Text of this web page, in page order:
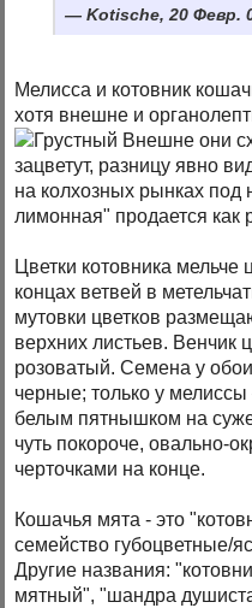
Kotische, 20 Февр.
Мелисса и котовник
хотя внешне и
Внешне они
зацветут, разницу явно
на колхозных рынках под
лимонная" продается как
Цветки котовника
концах ветвей в
мутовки цветков
верхних листьев. Венчик
розоватый. Семена у
черные; только у
белым пятнышком на
чуть покороче, овально-
черточками на конце.
Кошачья мята - это
семейство губоцветные/
Другие названия:
мятный", "шандра